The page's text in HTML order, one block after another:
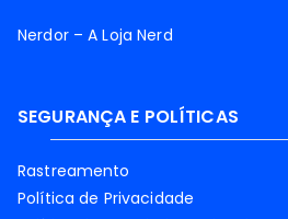
Nerdor – A Loja Nerd
SEGURANÇA E POLÍTICAS
Rastreamento
Política de Privacidade